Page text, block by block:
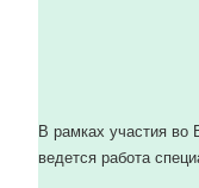
В рамках участия во
ведется работа